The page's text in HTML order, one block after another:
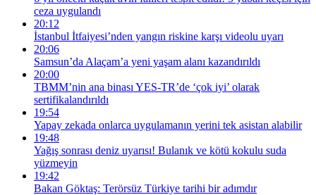
ceza uygulandı
20:12
İstanbul İtfaiyesi’nden yangın riskine karşı videolu uyarı
20:06
Samsun’da Alaçam’a yeni yaşam alanı kazandırıldı
20:00
TBMM’nin ana binası YES-TR’de ‘çok iyi’ olarak
sertifikalandırıldı
19:54
Yapay zekada onlarca uygulamanın yerini tek asistan alabilir
19:48
Yağış sonrası deniz uyarısı! Bulanık ve kötü kokulu suda
yüzmeyin
19:42
Bakan Göktaş: Terörsüz Türkiye tarihi bir adımdır